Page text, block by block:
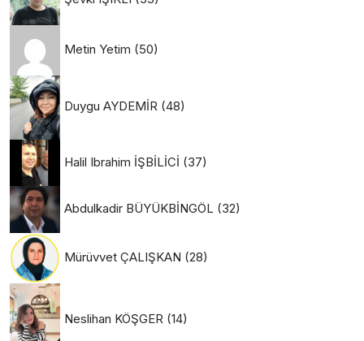
Metin Yetim (50)
Duygu AYDEMİR (48)
Halil Ibrahim İŞBİLİCİ (37)
Abdulkadir BÜYÜKBİNGÖL (32)
Mürüvvet ÇALIŞKAN (28)
Neslihan KÖŞGER (14)